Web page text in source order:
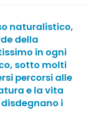
naturalistico,
della
in ogni
sotto molti
percorsi alle
e la vita
disdegnano i